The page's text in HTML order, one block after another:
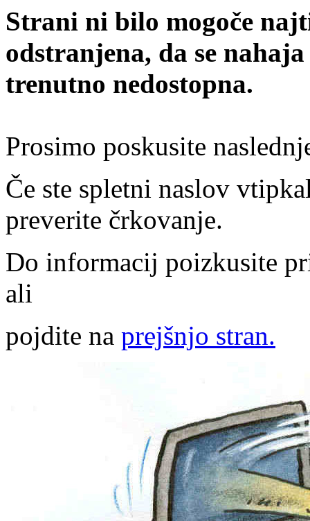
Strani ni bilo mogoče
odstranjena, da se
trenutno nedostopna.
Prosimo poskusite
Če ste spletni naslov
preverite črkovanje.
Do informacij poizkusite
ali
pojdite na prejšnjo stran.